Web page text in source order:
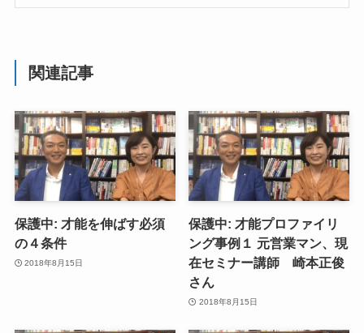
関連記事
保護中: 才能を伸ばす必須
の４条件
2018年8月15日
保護中: 才能プロファイリ
ング事例１ 元営業マン、現
在セミナー講師 崎本正俊
さん
2018年8月15日